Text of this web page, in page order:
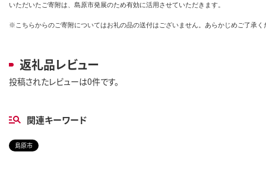
いただいたご寄附は、島原市発展のため有効に活用させていただきます。
※こちらからのご寄附についてはお礼の品の送付はございません。あらかじめご了承く
返礼品レビュー
投稿されたレビューは0件です。
関連キーワード
島原市